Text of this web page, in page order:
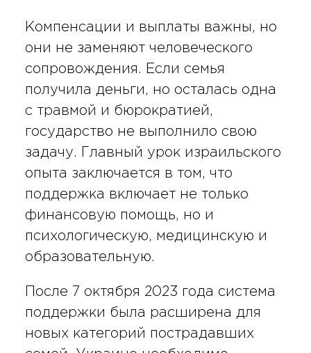
Компенсации и выплаты важны, но
они не заменяют человеческого
сопровождения. Если семья
получила деньги, но осталась одна
с травмой и бюрократией,
государство не выполнило свою
задачу. Главный урок израильского
опыта заключается в том, что
поддержка включает не только
финансовую помощь, но и
психологическую, медицинскую и
образовательную.
После 7 октября 2023 года система
поддержки была расширена для
новых категорий пострадавших